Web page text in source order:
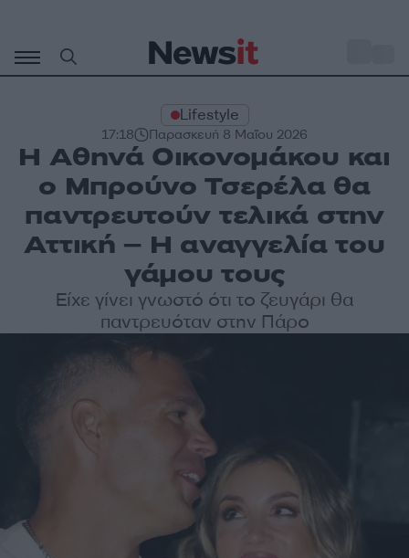
περιεχόμενο
Lifestyle
17:18 Παρασκευή 8 Μαΐου 2026
Η Αθηνά Οικονομάκου και
ο Μπρούνο Τσερέλα θα
παντρευτούν τελικά στην
Αττική – Η αναγγελία του
γάμου τους
Είχε γίνει γνωστό ότι το ζευγάρι θα
παντρευόταν στην Πάρο